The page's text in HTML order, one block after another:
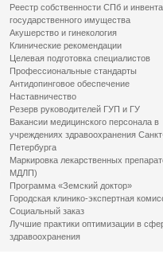
Реестр собственности СПб и
государственного имущества
Акушерство и гинекология
Клинические рекомендации
Целевая подготовка специалистов
Профессиональные стандарты
Антидопинговое обеспечение
Наставничество
Резерв руководителей ГУП и ГУ
Вакансии медицинского персонала в
учреждениях здравоохранения
Петербурга
Маркировка лекарственных
МДЛП)
Программа «Земский доктор»
Городская клинико-экспертная
Социальный заказ
Лучшие практики оптимизации в
здравоохранения